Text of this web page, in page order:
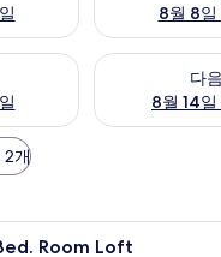
8월 8일
확인, 8월 7일 ~ 8월 9일
다
8월 14일
다음 주말 예
2개
Executive, 1
Room Loft